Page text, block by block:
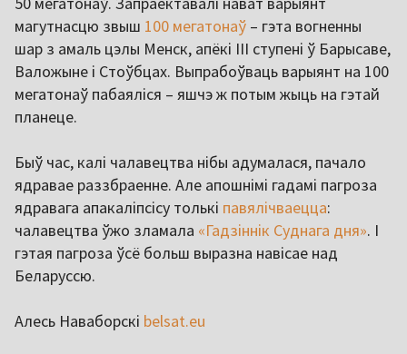
магутнасцю звыш 100 мегатонаў – гэта вогненны
шар з амаль цэлы Менск, апёкі III ступені ў Барысаве,
Валожыне і Стоўбцах. Выпрабоўваць варыянт на 100
мегатонаў пабаяліся – яшчэ ж потым жыць на гэтай
планеце.
Быў час, калі чалавецтва нібы адумалася, пачало
ядравае раззбраенне. Але апошнімі гадамі пагроза
ядравага апакаліпсісу толькі павялічваецца:
чалавецтва ўжо зламала «Гадзіннік Суднага дня». І
гэтая пагроза ўсё больш выразна навісае над
Беларуссю.
Алесь Наваборскі belsat.eu